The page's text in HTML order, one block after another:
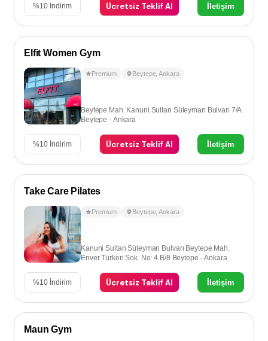
%10 İndirim Ücretsiz Teklif Al İletişim
Elfit Women Gym
Premium Beytepe,Ankara
Beytepe Mah. Kanuni Sultan Süleyman Bulvarı 7/A
Beytepe - Ankara
%10 İndirim Ücretsiz Teklif Al İletişim
Take Care Pilates
Premium Beytepe,Ankara
Kanuni Sultan Süleyman Bulvarı Beytepe Mah.
Enver Türkeri Sok. No: 4 B/8 Beytepe - Ankara
%10 İndirim Ücretsiz Teklif Al İletişim
Maun Gym